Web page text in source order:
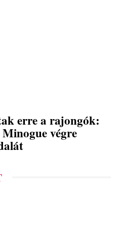
erre a rajongók:
végre